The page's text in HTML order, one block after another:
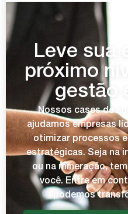
Leve sua
próximo
gestão
Nossos cases de
ajudamos empresas
otimizar processos
estratégicas. Seja na
ou na mineração,
você. Entre em
podemos